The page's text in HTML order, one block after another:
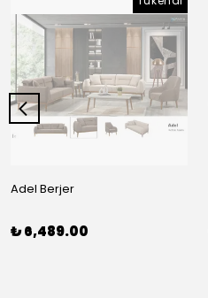
Adel Berjer
₺ 6,489.00